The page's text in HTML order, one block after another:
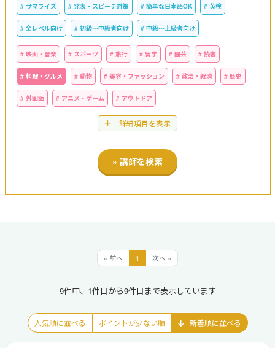
# サマライズ # 発表・スピーチ対策 # 簡単な日本語OK # 英検
# 全レベル向け # 初級〜中級者向け # 中級〜上級者向け
# 映画・音楽 # スポーツ # 旅行 # 留学 # 園芸 # 読書
# 料理・グルメ # 動物 # 美容・ファッション # 政治・経済 # 歴史
# 外国語 # アニメ・ゲーム # アウトドア
詳細項目を表示
« 前へ 1 次へ »
9件中、1件目から9件目まで表示しています
人気順に並べる ポイントが少ない順 新着順に並べる